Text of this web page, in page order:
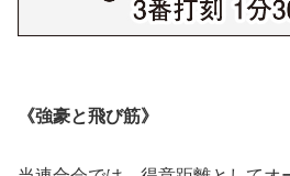
《強豪と飛び筋》